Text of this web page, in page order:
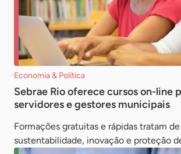
Economia & Política
Sebrae Rio oferece cursos on-line
servidores e gestores municipais
Formações gratuitas e rápidas tratam de
sustentabilidade, inovação e proteção